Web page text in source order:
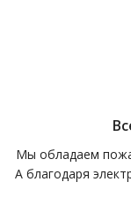
Мы обладаем
А благодаря